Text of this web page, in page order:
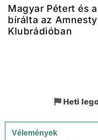
Magyar Pétert és
bírálta az
Klubrádióban
Heti
Vélemények